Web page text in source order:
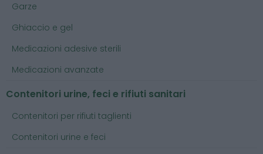
Garze
Ghiaccio e gel
Medicazioni adesive sterili
Medicazioni avanzate
Contenitori urine, feci e rifiuti sanitari
Contenitori per rifiuti taglienti
Contenitori urine e feci